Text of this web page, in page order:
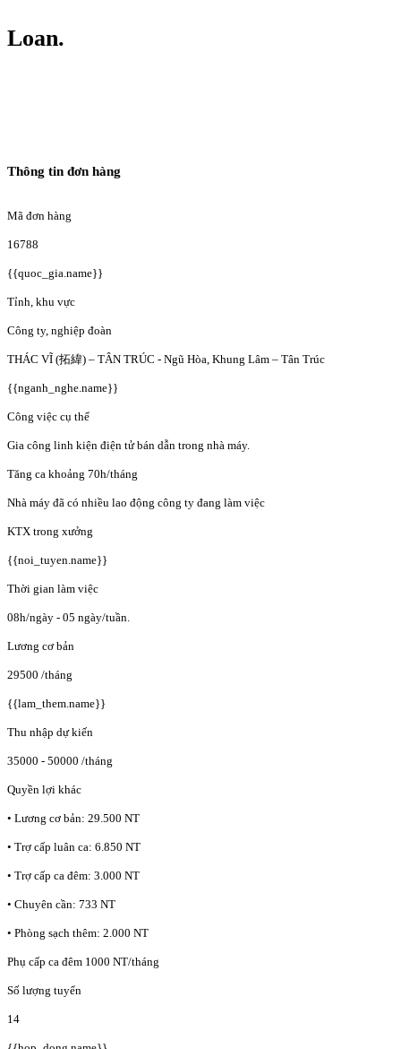
Loan.
Thông tin đơn hàng
Mã đơn hàng
16788
{{quoc_gia.name}}
Tỉnh, khu vực
Công ty, nghiệp đoàn
THÁC VĨ (拓緯) – TÂN TRÚC - Ngũ Hòa, Khung Lâm – Tân Trúc
{{nganh_nghe.name}}
Công việc cụ thể
Gia công linh kiện điện tử bán dẫn trong nhà máy.
Tăng ca khoảng 70h/tháng
Nhà máy đã có nhiều lao động công ty đang làm việc
KTX trong xưởng
{{noi_tuyen.name}}
Thời gian làm việc
08h/ngày - 05 ngày/tuần.
Lương cơ bản
29500 /tháng
{{lam_them.name}}
Thu nhập dự kiến
35000 - 50000 /tháng
Quyền lợi khác
• Lương cơ bản: 29.500 NT
• Trợ cấp luân ca: 6.850 NT
• Trợ cấp ca đêm: 3.000 NT
• Chuyên cần: 733 NT
• Phòng sạch thêm: 2.000 NT
Phụ cấp ca đêm 1000 NT/tháng
Số lượng tuyển
14